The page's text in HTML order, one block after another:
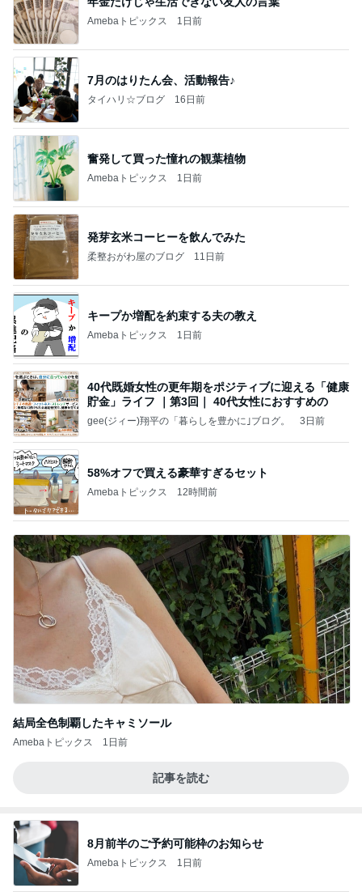
Amebaトピックス 1日前
7月のはりたん会、活動報告♪
タイハリ☆ブログ 16日前
奮発して買った憧れの観葉植物
Amebaトピックス 1日前
発芽玄米コーヒーを飲んでみた
柔整おがわ屋のブログ 11日前
キープか増配を約束する夫の教え
Amebaトピックス 1日前
40代既婚女性の更年期をポジティブに迎える「健康
貯金」ライフ ｜第3回｜ 40代女性におすすめの
gee(ジィー)翔平の「暮らしを豊かに｣ブログ。 3日前
58%オフで買える豪華すぎるセット
Amebaトピックス 12時間前
結局全色制覇したキャミソール
Amebaトピックス 1日前
記事を読む
8月前半のご予約可能枠のお知らせ
Amebaトピックス 1日前